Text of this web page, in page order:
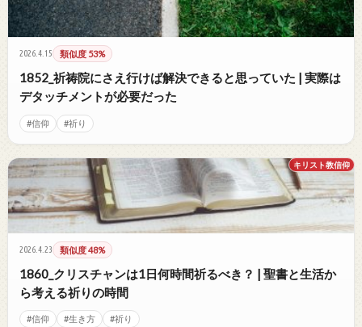
2026.4.15 類似度 53%
1852_祈祷院にさえ行けば解決できると思っていた | 実際は
デタッチメントが必要だった
#信仰 #祈り
キリスト教信仰
2026.4.23 類似度 48%
1860_クリスチャンは1日何時間祈るべき？ | 聖書と生活か
ら考える祈りの時間
#信仰 #生き方 #祈り